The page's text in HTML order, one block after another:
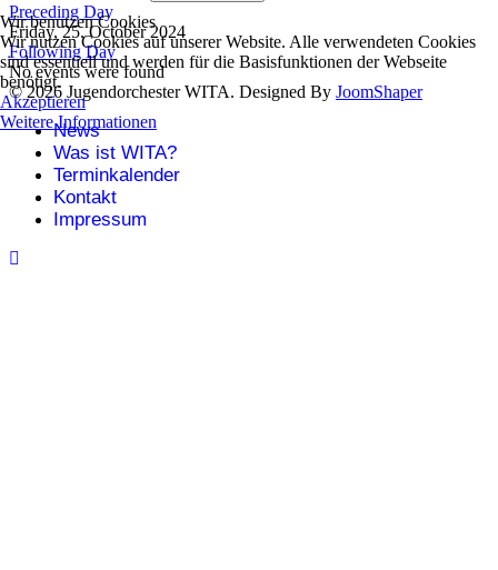
Preceding Day
Friday, 25. October 2024
Following Day
No events were found
© 2026 Jugendorchester WITA. Designed By JoomShaper
News
Was ist WITA?
Terminkalender
Kontakt
Impressum
Wir benutzen Cookies
Wir nutzen Cookies auf unserer Website. Alle verwendeten Cookies
sind essentiell und werden für die Basisfunktionen der Webseite
benötigt.
Akzeptieren
Weitere Informationen